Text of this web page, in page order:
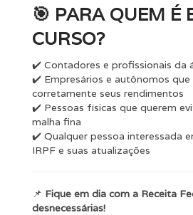
🎯 PARA QUEM É
CURSO?
✔️ Contadores e profissionais da
✔️ Empresários e autônomos que
corretamente seus rendimentos
✔️ Pessoas físicas que querem
malha fina
✔️ Qualquer pessoa interessada
IRPF e suas atualizações
📌 Fique em dia com a Receita
desnecessárias!